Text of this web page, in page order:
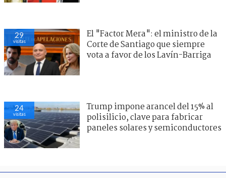
28
visitas
El "Factor Mera": el ministro de la
Corte de Santiago que siempre
vota a favor de los Lavín-Barriga
24
visitas
Trump impone arancel del 15% al
polisilicio, clave para fabricar
paneles solares y semiconductores